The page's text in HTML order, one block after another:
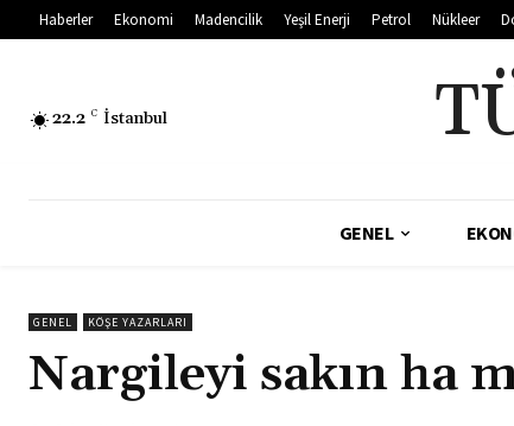
Haberler Ekonomi Madencilik Yeşil Enerji Petrol Nükleer
22.2 C İstanbul
GENEL
GENEL KÖŞE YAZARLARI
Nargileyi sakın ha